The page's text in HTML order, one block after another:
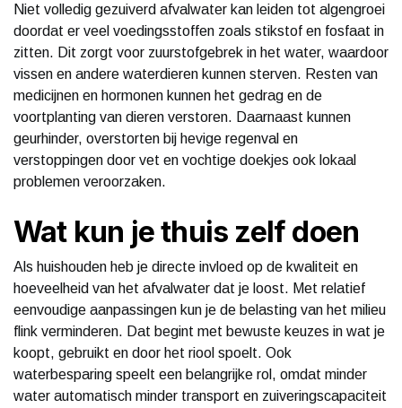
Niet volledig gezuiverd afvalwater kan leiden tot algengroei
doordat er veel voedingsstoffen zoals stikstof en fosfaat in
zitten. Dit zorgt voor zuurstofgebrek in het water, waardoor
vissen en andere waterdieren kunnen sterven. Resten van
medicijnen en hormonen kunnen het gedrag en de
voortplanting van dieren verstoren. Daarnaast kunnen
geurhinder, overstorten bij hevige regenval en
verstoppingen door vet en vochtige doekjes ook lokaal
problemen veroorzaken.
Wat kun je thuis zelf doen
Als huishouden heb je directe invloed op de kwaliteit en
hoeveelheid van het afvalwater dat je loost. Met relatief
eenvoudige aanpassingen kun je de belasting van het milieu
flink verminderen. Dat begint met bewuste keuzes in wat je
koopt, gebruikt en door het riool spoelt. Ook
waterbesparing speelt een belangrijke rol, omdat minder
water automatisch minder transport en zuiveringscapaciteit